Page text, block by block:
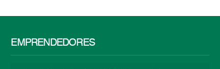
EMPRENDEDORES